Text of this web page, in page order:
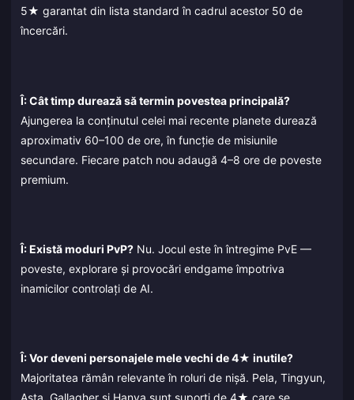
5★ garantat din lista standard în cadrul acestor 50 de
încercări.
Î: Cât timp durează să termin povestea principală?
Ajungerea la conținutul celei mai recente planete durează
aproximativ 60–100 de ore, în funcție de misiunile
secundare. Fiecare patch nou adaugă 4–8 ore de poveste
premium.
Î: Există moduri PvP? Nu. Jocul este în întregime PvE —
poveste, explorare și provocări endgame împotriva
inamicilor controlați de AI.
Î: Vor deveni personajele mele vechi de 4★ inutile?
Majoritatea rămân relevante în roluri de nișă. Pela, Tingyun,
Asta, Gallagher și Hanya sunt suporți de 4★ care se